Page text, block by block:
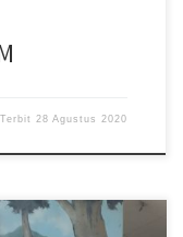
Terbit28 Agustus 2020